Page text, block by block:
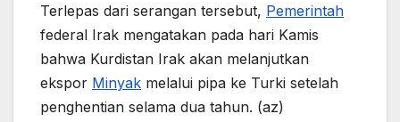
Terlepas dari serangan tersebut, Pemerintah
federal Irak mengatakan pada hari Kamis
bahwa Kurdistan Irak akan melanjutkan
ekspor Minyak melalui pipa ke Turki setelah
penghentian selama dua tahun. (az)